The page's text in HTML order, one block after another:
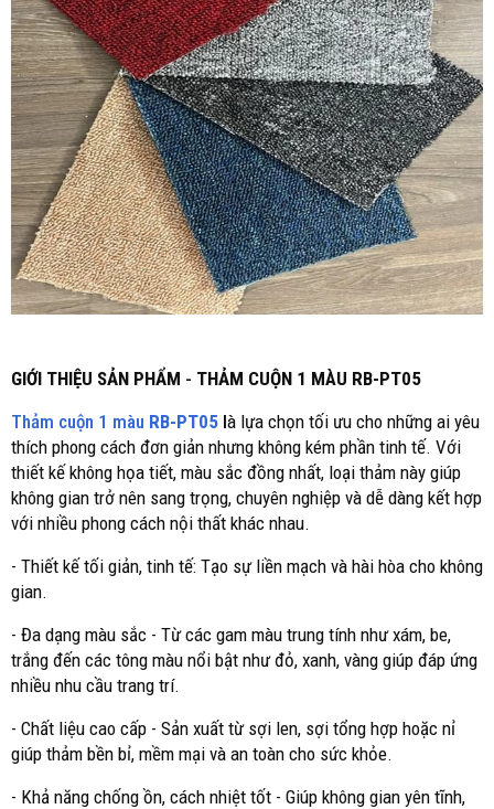
GIỚI THIỆU SẢN PHẨM - THẢM CUỘN 1 MÀU RB-PT05
Thảm cuộn 1 màu RB-PT05 là lựa chọn tối ưu cho những ai yêu
thích phong cách đơn giản nhưng không kém phần tinh tế. Với
thiết kế không họa tiết, màu sắc đồng nhất, loại thảm này giúp
không gian trở nên sang trọng, chuyên nghiệp và dễ dàng kết hợp
với nhiều phong cách nội thất khác nhau.
- Thiết kế tối giản, tinh tế: Tạo sự liền mạch và hài hòa cho không
gian.
- Đa dạng màu sắc - Từ các gam màu trung tính như xám, be,
trắng đến các tông màu nổi bật như đỏ, xanh, vàng giúp đáp ứng
nhiều nhu cầu trang trí.
- Chất liệu cao cấp - Sản xuất từ sợi len, sợi tổng hợp hoặc nỉ
giúp thảm bền bỉ, mềm mại và an toàn cho sức khỏe.
- Khả năng chống ồn, cách nhiệt tốt - Giúp không gian yên tĩnh,